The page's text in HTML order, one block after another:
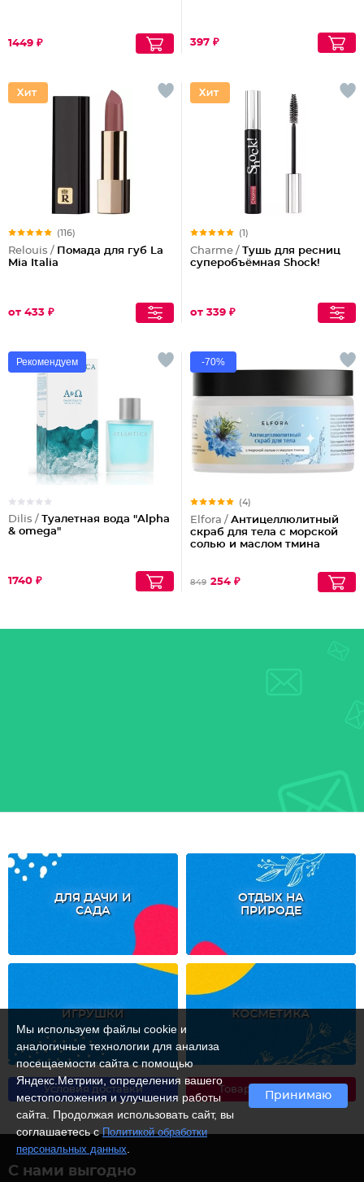
1449 ₽ 397 ₽
(116)
Relouis / Помада для губ La
Mia Italia
от 433 ₽
(1)
Charme / Тушь для ресниц
суперобъёмная Shock!
от 339 ₽
Рекомендуем
Dilis / Туалетная вода "Alpha
& omega"
1740 ₽
-70%
(4)
Elfora / Антицеллюлитный
скраб для тела с морской
солью и маслом тмина
849 254 ₽
ДЛЯ ДАЧИ И
САДА
ОТДЫХ НА
ПРИРОДЕ
ИГРУШКИ КОСМЕТИКА
Условия доставки Товары со скидкой
С нами выгодно
Мы используем файлы cookie и
аналогичные технологии для анализа
посещаемости сайта с помощью
Яндекс.Метрики, определения вашего
местоположения и улучшения работы
сайта. Продолжая использовать сайт, вы
соглашаетесь сПолитикой обработки
персональных данных
Принимаю